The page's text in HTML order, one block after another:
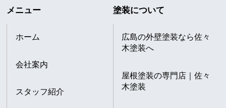
メニュー
ホーム
会社案内
スタッフ紹介
塗装について
広島の外壁塗装なら佐々
木塗装へ
屋根塗装の専門店｜佐々
木塗装